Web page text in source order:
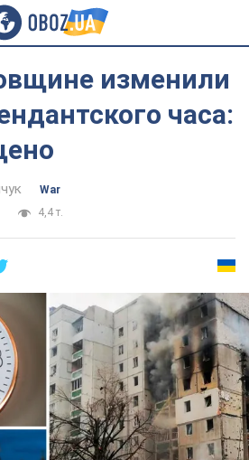
изменили
часа:
War
4,4 т.